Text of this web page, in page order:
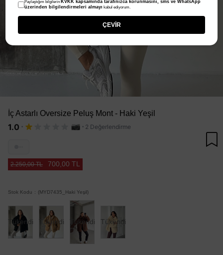
İç Astarlı Oversize Peluş Mont - Haki Yeşil
1.0 · · 2 Değerlendirme
2.250,00 TL 700,00 TL
Stok Kodu (MYD7435_Haki Yeşil)
Tükendi Tükendi Tükendi Tükendi
Paylaştığım bilgilerin KVKK kapsamında tarafınızca korunmasını, sms ve WhatsApp
üzerinden bilgilendirmeleri almayı kabul ediyorum.
ÇEVİR